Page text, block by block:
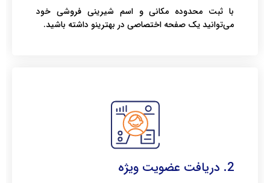
با ثبت محدوده مکانی و اسم شیرینی فروشی خود
می‌توانید یک صفحه اختصاصی در بهترینو داشته باشید.
2. دریافت عضویت ویژه